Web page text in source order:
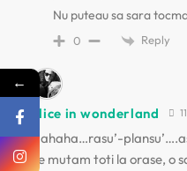
Nu puteau sa sara
0 Reply
alice in wonderland
Hahaha…rasu’-
ne mutam toti la orase, o
←